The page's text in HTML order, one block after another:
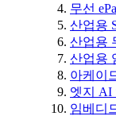
무선
산업용
산업용
산업용
아케이
엣지 AI
임베디